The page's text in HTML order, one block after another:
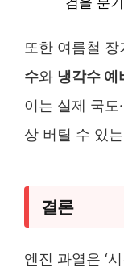
또한 여름철
수와 냉각수 예
이는 실제 국도
상 버틸 수 있
결론
엔진 과열은 ‘